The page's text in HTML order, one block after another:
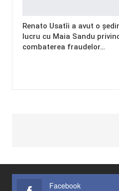
Renato Usatîi a avut o
lucru cu Maia Sandu
combaterea fraudelor…
Facebook